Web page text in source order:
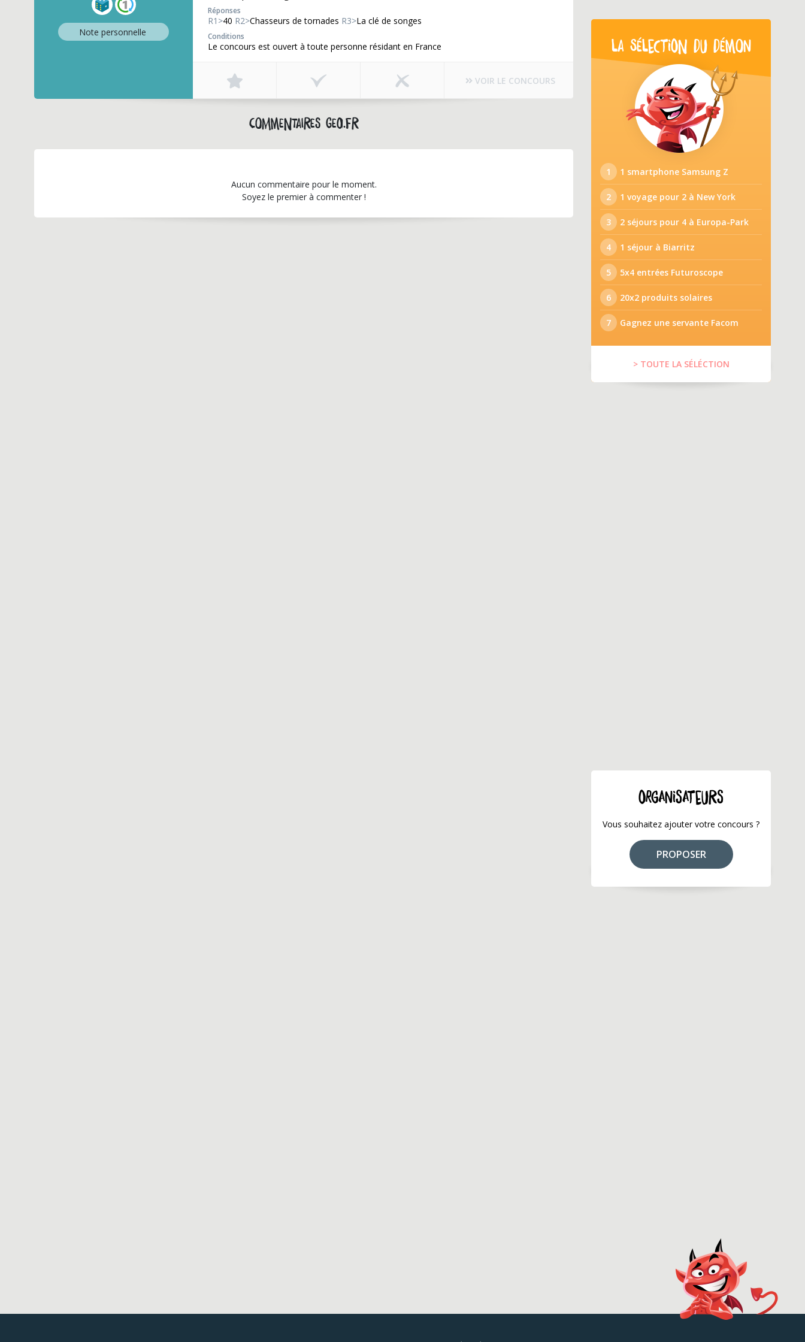
Note personnelle
Réponses
R1>40 R2>Chasseurs de tornades R3>La clé de songes
Conditions
Le concours est ouvert à toute personne résidant en France
VOIR LE CONCOURS
Commentaires geo.fr
Aucun commentaire pour le moment.
Soyez le premier à commenter !
LA SÉLECTION DU DÉMON
1 1 smartphone Samsung Z
2 1 voyage pour 2 à New York
3 2 séjours pour 4 à Europa-Park
4 1 séjour à Biarritz
5 5x4 entrées Futuroscope
6 20x2 produits solaires
7 Gagnez une servante Facom
> TOUTE LA SÉLÉCTION
ORGANISATEURS
Vous souhaitez ajouter votre concours ?
PROPOSER